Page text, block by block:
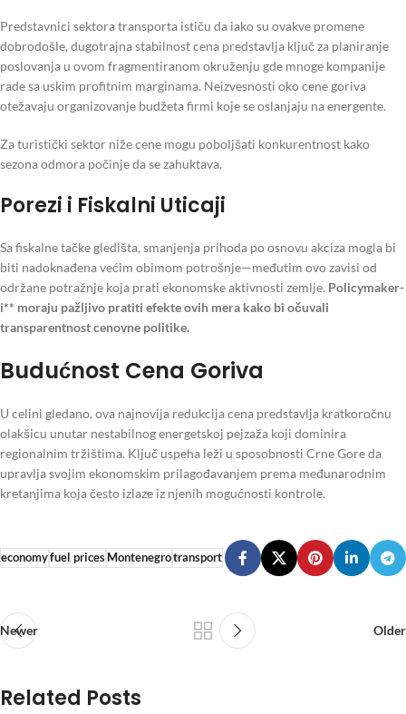
Predstavnici sektora transporta ističu da iako su ovakve promene
dobrodošle, dugotrajna stabilnost cena predstavlja ključ za planiranje
poslovanja u ovom fragmentiranom okruženju gde mnoge kompanije
rade sa uskim profitnim marginama. Neizvesnosti oko cene goriva
otežavaju organizovanje budžeta firmi koje se oslanjaju na energente.
Za turistički sektor niže cene mogu poboljšati konkurentnost kako
sezona odmora počinje da se zahuktava.
Porezi i Fiskalni Uticaji
Sa fiskalne tačke gledišta, smanjenja prihoda po osnovu akciza mogla bi
biti nadoknađena većim obimom potrošnje—međutim ovo zavisi od
održane potražnje koja prati ekonomske aktivnosti zemlje. Policymaker-
i** moraju pažljivo pratiti efekte ovih mera kako bi očuvali
transparentnost cenovne politike.
Budućnost Cena Goriva
U celini gledano, ova najnovija redukcija cena predstavlja kratkoročnu
olakšicu unutar nestabilnog energetskoj pejzaža koji dominira
regionalnim tržištima. Ključ uspeha leži u sposobnosti Crne Gore da
upravlja svojim ekonomskim prilagođavanjem prema međunarodnim
kretanjima koja često izlaze iz njenih mogućnosti kontrole.
economyfuel pricesMontenegrotransport
Newer Older
Related Posts